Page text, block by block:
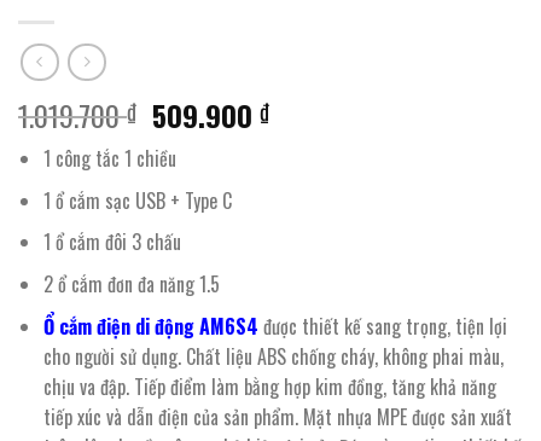
1.019.700₫ Giá
gốc
là:
1.019.700 ₫.
509.900₫Giá
1 công tắc 1 chiều
1 ổ cắm sạc USB + Type C
1 ổ cắm đôi 3 chấu
2 ổ cắm đơn đa năng 1.5
Ổ cắm điện di động AM6S4 được thiết kế sang trọng, tiện lợi
cho người sử dụng. Chất liệu ABS chống cháy, không phai màu,
chịu va đập. Tiếp điểm làm bằng hợp kim đồng, tăng khả năng
tiếp xúc và dẫn điện của sản phẩm. Mặt nhựa MPE được sản xuất